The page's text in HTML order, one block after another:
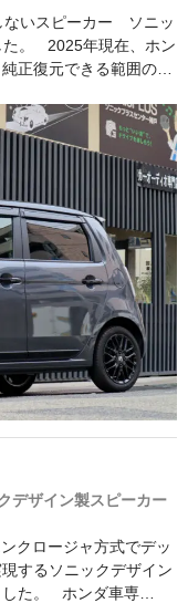
ないスピーカー ソニッ
。 2025年現在、ホン
正復元できる範囲の…
デザイン製スピーカー
クロージャ方式でデッ
するソニックデザイン
した。 ホンダ車専…